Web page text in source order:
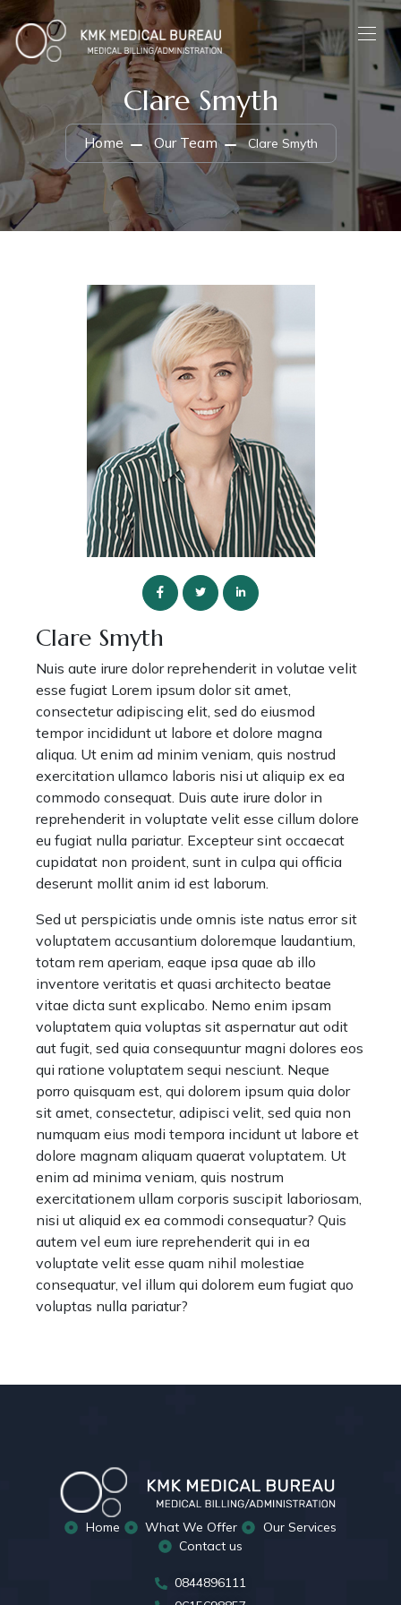
Clare Smyth
Home Our Team Clare Smyth
Clare Smyth
Nuis aute irure dolor reprehenderit in volutae velit
esse fugiat Lorem ipsum dolor sit amet,
consectetur adipiscing elit, sed do eiusmod
tempor incididunt ut labore et dolore magna
aliqua. Ut enim ad minim veniam, quis nostrud
exercitation ullamco laboris nisi ut aliquip ex ea
commodo consequat. Duis aute irure dolor in
reprehenderit in voluptate velit esse cillum dolore
eu fugiat nulla pariatur. Excepteur sint occaecat
cupidatat non proident, sunt in culpa qui officia
deserunt mollit anim id est laborum.
Sed ut perspiciatis unde omnis iste natus error sit
voluptatem accusantium doloremque laudantium,
totam rem aperiam, eaque ipsa quae ab illo
inventore veritatis et quasi architecto beatae
vitae dicta sunt explicabo. Nemo enim ipsam
voluptatem quia voluptas sit aspernatur aut odit
aut fugit, sed quia consequuntur magni dolores eos
qui ratione voluptatem sequi nesciunt. Neque
porro quisquam est, qui dolorem ipsum quia dolor
sit amet, consectetur, adipisci velit, sed quia non
numquam eius modi tempora incidunt ut labore et
dolore magnam aliquam quaerat voluptatem. Ut
enim ad minima veniam, quis nostrum
exercitationem ullam corporis suscipit laboriosam,
nisi ut aliquid ex ea commodi consequatur? Quis
autem vel eum iure reprehenderit qui in ea
voluptate velit esse quam nihil molestiae
consequatur, vel illum qui dolorem eum fugiat quo
voluptas nulla pariatur?
Home What We Offer
Our Services
Contact us
0844896111